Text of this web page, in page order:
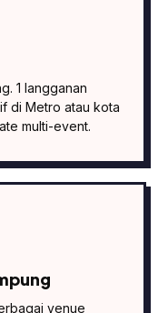
1 langganan
di Metro atau kota
multi-event.
venue